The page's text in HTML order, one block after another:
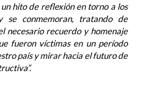
hito de reflexión en torno a los
se conmemoran, tratando de
necesario recuerdo y homenaje
fueron víctimas en un período
país y mirar hacia el futuro de